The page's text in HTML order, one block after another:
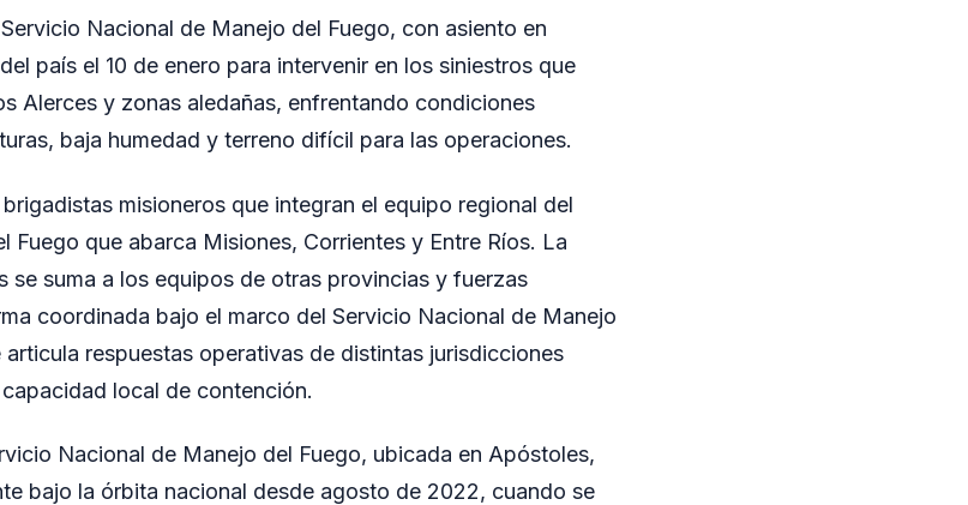
Nacional de Manejo del Fuego, con asiento en
país el 10 de enero para intervenir en los siniestros que
Alerces y zonas aledañas, enfrentando condiciones
baja humedad y terreno difícil para las operaciones.
misioneros que integran el equipo regional del
Fuego que abarca Misiones, Corrientes y Entre Ríos. La
se suma a los equipos de otras provincias y fuerzas
coordinada bajo el marco del Servicio Nacional de Manejo
respuestas operativas de distintas jurisdicciones
local de contención.
Nacional de Manejo del Fuego, ubicada en Apóstoles,
bajo la órbita nacional desde agosto de 2022, cuando se